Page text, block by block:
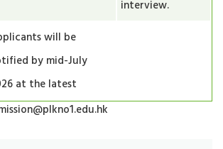
interview.
will be
by mid-July
at the latest